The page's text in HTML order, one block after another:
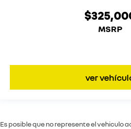
MSRP
ver
Es posible que no represente el vehiculo